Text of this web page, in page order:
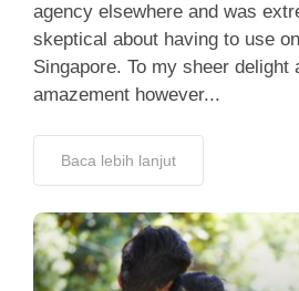
agency elsewhere and was
skeptical about having to use
Singapore. To my sheer delight
amazement however...
Baca lebih lanjut